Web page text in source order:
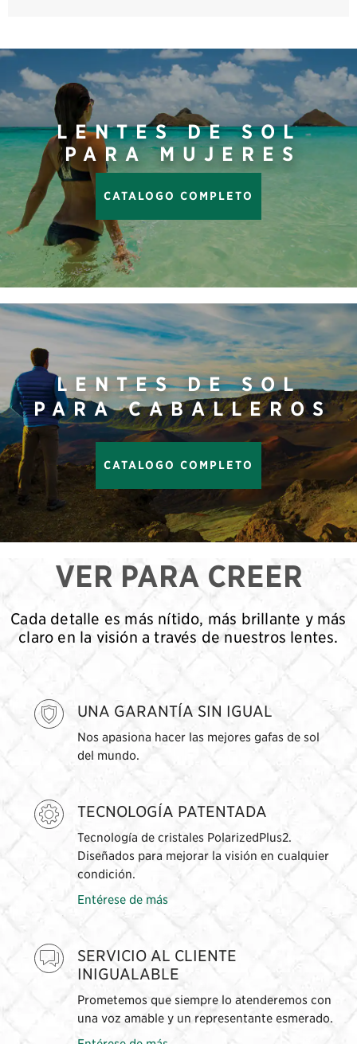
LENTES DE SOL
PARA MUJERES
CATALOGO COMPLETO
LENTES DE SOL
PARA CABALLEROS
CATALOGO COMPLETO
VER PARA CREER
Cada detalle es más nítido, más brillante y más
claro en la visión a través de nuestros lentes.
UNA GARANTÍA SIN IGUAL
Nos apasiona hacer las mejores gafas de sol
del mundo.
TECNOLOGÍA PATENTADA
Tecnología de cristales PolarizedPlus2.
Diseñados para mejorar la visión en cualquier
condición.
Entérese de más
SERVICIO AL CLIENTE
INIGUALABLE
Prometemos que siempre lo atenderemos con
una voz amable y un representante esmerado.